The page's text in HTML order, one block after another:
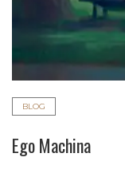
BLOG
Ego Machina